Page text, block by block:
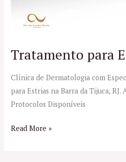
Tratamento para
Clínica de Dermatologia com
para Estrias na Barra da Tijuca,
Protocolos Disponíveis
Read More »